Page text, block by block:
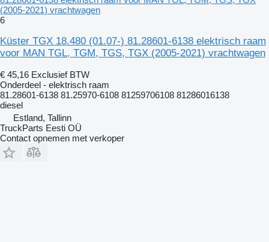
(2005-2021) vrachtwagen
6
Küster TGX 18.480 (01.07-) 81.28601-6138 elektrisch raam
voor MAN TGL, TGM, TGS, TGX (2005-2021) vrachtwagen
€ 45,16 Exclusief BTW
Onderdeel - elektrisch raam
81.28601-6138 81.25970-6108 81259706108 81286016138
diesel
Estland, Tallinn
TruckParts Eesti OÜ
Contact opnemen met verkoper